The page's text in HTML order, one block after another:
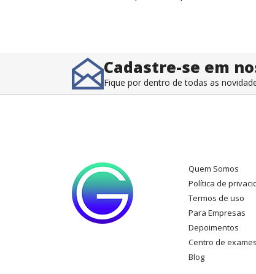
Cadastre-se em
Fique por dentro de todas as
Quem Somos
Política de
Termos de uso
Para Empresas
Depoimentos
Centro de exames
Blog